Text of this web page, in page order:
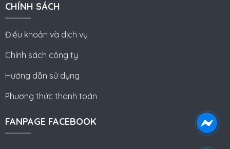
CHÍNH SÁCH
Điều khoản và dịch vụ
Chính sách công ty
Hướng dẫn sử dụng
Phương thức thanh toán
FANPAGE FACEBOOK